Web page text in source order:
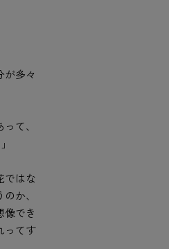
多々
て、
ではな
か、
でき
ってす